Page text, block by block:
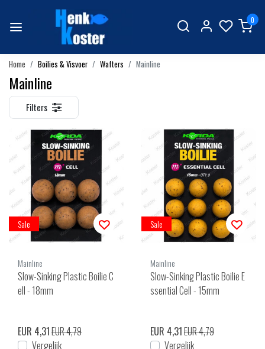
0
Home Boilies & Visvoer Wafters Mainline
Mainline
Filters
Sale
Mainline
Slow-Sinking Plastic Boilie C
ell - 18mm
EUR 4,31EUR 4,79
Vergelijk
Sale
Mainline
Slow-Sinking Plastic Boilie E
ssential Cell - 15mm
EUR 4,31EUR 4,79
Vergelijk